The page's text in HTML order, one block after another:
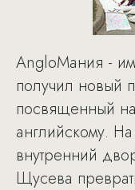
AngloМания -
получил новый
посвященный
английскому.
внутренний
Щусева